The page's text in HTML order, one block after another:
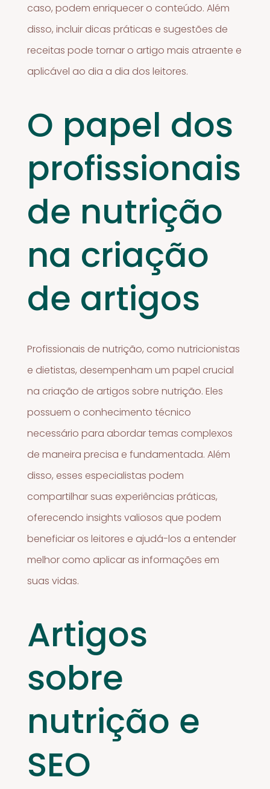
caso, podem enriquecer o conteúdo. Além
disso, incluir dicas práticas e sugestões de
receitas pode tornar o artigo mais atraente e
aplicável ao dia a dia dos leitores.
O papel dos
profissionais
de nutrição
na criação
de artigos
Profissionais de nutrição, como nutricionistas
e dietistas, desempenham um papel crucial
na criação de artigos sobre nutrição. Eles
possuem o conhecimento técnico
necessário para abordar temas complexos
de maneira precisa e fundamentada. Além
disso, esses especialistas podem
compartilhar suas experiências práticas,
oferecendo insights valiosos que podem
beneficiar os leitores e ajudá-los a entender
melhor como aplicar as informações em
suas vidas.
Artigos
sobre
nutrição e
SEO